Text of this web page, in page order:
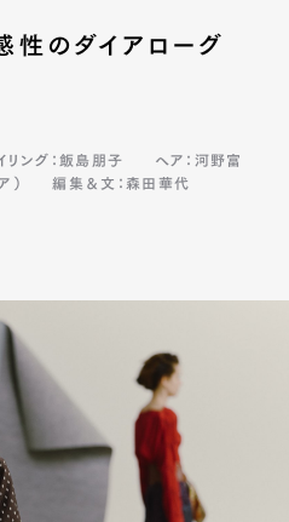
性のダイアローグ
リング：飯島朋子
ヘア：河野富
） 編集＆文：森田華代